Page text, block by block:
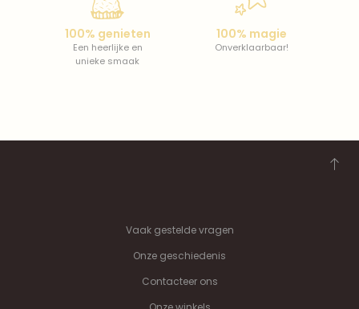
100% genieten
Een heerlijke en
unieke smaak
100% magie
Onverklaarbaar!
Vaak gestelde vragen
Onze geschiedenis
Contacteer ons